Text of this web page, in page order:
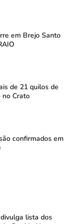
em Brejo Santo
de 21 quilos de
no Crato
confirmados em
lista dos